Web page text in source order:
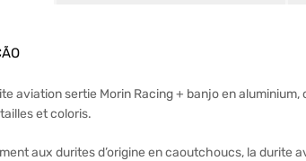
aviation sertie Morin Racing + banjo en
et coloris.
aux durites d’origine en caoutchoucs, la durite